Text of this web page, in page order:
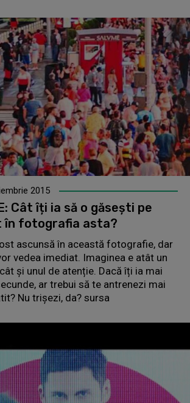
2015
Cât îți ia să o găsești pe
în fotografia asta?
ascunsă în această fotografie, dar
vedea imediat. Imaginea e atât un
și unul de atenție. Dacă îți ia mai
ar trebui să te antrenezi mai
Nu trișezi, da? sursa